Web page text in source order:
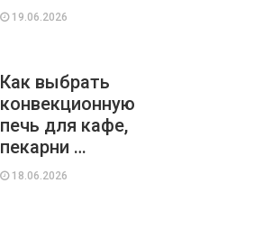
19.06.2026
Как выбрать
конвекционную
печь для кафе,
пекарни …
18.06.2026